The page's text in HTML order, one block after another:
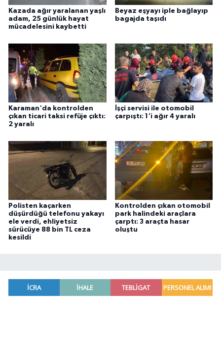
Kazada ağır yaralanan yaşlı
adam, 25 günlük hayat
mücadelesini kaybetti
Beyaz eşyayı iple bağlayıp
bagajda taşıdı
Karaman'da kontrolden
çıkan ticari taksi refüje çıktı:
2 yaralı
İşçi servisi ile otomobil
çarpıştı: 1'i ağır 4 yaralı
Polisten kaçarken
düşürdüğü telefonu yakayı
ele verdi, ehliyetsiz
sürücüye 88 bin TL ceza
kesildi
Kontrolden çıkan otomobil
park halindeki araçlara
çarptı: 3 araçta hasar
oluştu